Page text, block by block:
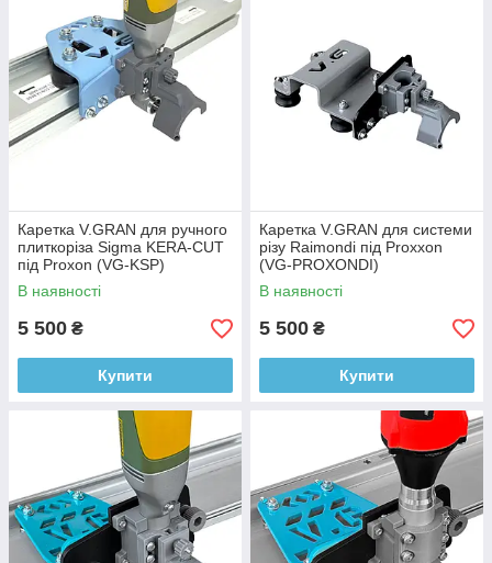
Каретка V.GRAN для ручного
плиткоріза Sigma KERA-CUT
під Proxon (VG-KSP)
В наявності
5 500 ₴
Купити
Каретка V.GRAN для системи
різу Raimondi під Proxxon
(VG-PROXONDI)
В наявності
5 500 ₴
Купити